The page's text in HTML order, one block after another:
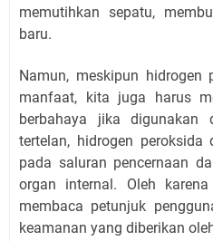
memutihkan sepatu,
baru.
Namun, meskipun hidrogen
manfaat, kita juga harus
berbahaya jika digunakan
tertelan, hidrogen peroksida
pada saluran pencernaan
organ internal. Oleh
membaca petunjuk
keamanan yang diberikan